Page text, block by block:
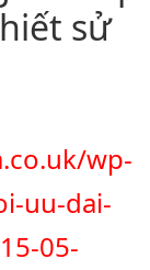
sử
wp-
uu-dai-
05-